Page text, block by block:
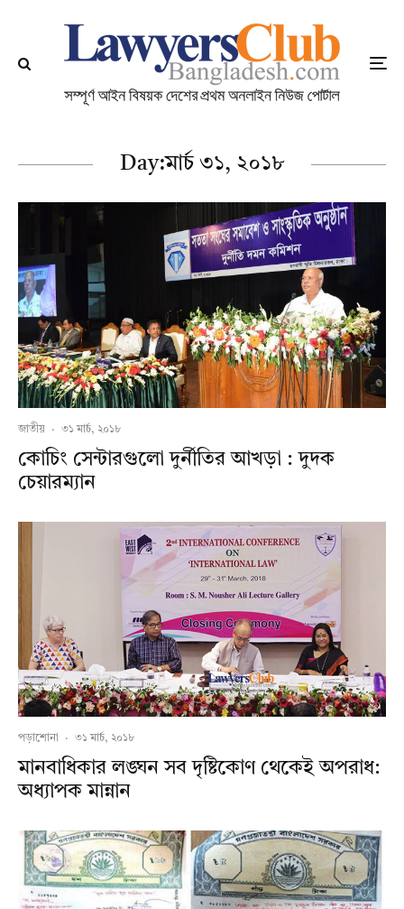
Day:মার্চ ৩১, ২০১৮
জাতীয় · ৩১ মার্চ, ২০১৮
কোচিং সেন্টারগুলো দুর্নীতির আখড়া : দুদক
চেয়ারম্যান
পড়াশোনা · ৩১ মার্চ, ২০১৮
মানবাধিকার লঙ্ঘন সব দৃষ্টিকোণ থেকেই অপরাধ:
অধ্যাপক মান্নান